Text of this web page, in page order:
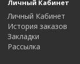
Личный Кабинет
Личный Кабинет
История заказов
Закладки
Рассылка